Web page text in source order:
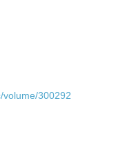
volume/300292